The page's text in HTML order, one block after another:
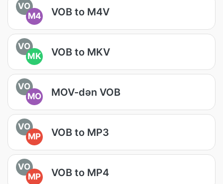
VO
M4
VOB to M4V
VO
MK
VOB to MKV
VO
MO
MOV-dən VOB
VO
MP
VOB to MP3
VO
MP
VOB to MP4